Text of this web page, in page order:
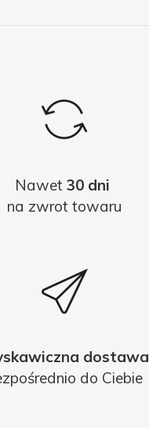
Nawet 30 dni
na zwrot towaru
dostawa
do Ciebie